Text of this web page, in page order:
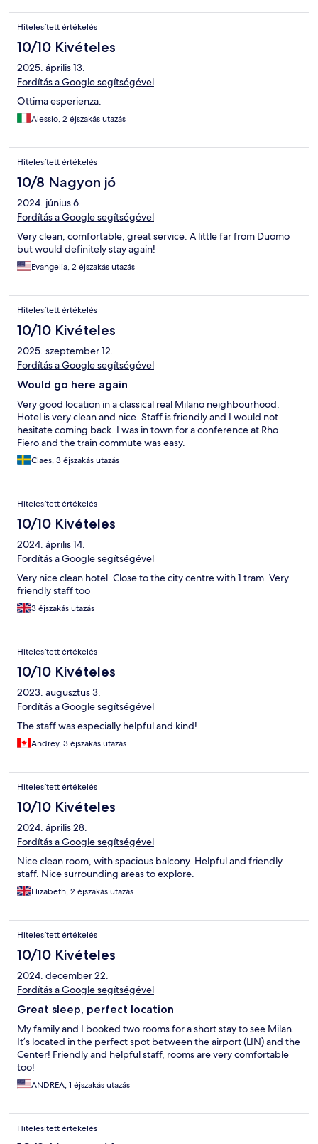
Hitelesített értékelés
10/10 Kivételes
2025. április 13.
Fordítás a Google segítségével
Ottima esperienza.
Alessio, 2 éjszakás utazás
Hitelesített értékelés
10/8 Nagyon jó
2024. június 6.
Fordítás a Google segítségével
Very clean, comfortable, great service. A little far from Duomo
but would definitely stay again!
Evangelia, 2 éjszakás utazás
Hitelesített értékelés
10/10 Kivételes
2025. szeptember 12.
Fordítás a Google segítségével
Would go here again
Very good location in a classical real Milano neighbourhood.
Hotel is very clean and nice. Staff is friendly and I would not
hesitate coming back. I was in town for a conference at Rho
Fiero and the train commute was easy.
Claes, 3 éjszakás utazás
Hitelesített értékelés
10/10 Kivételes
2024. április 14.
Fordítás a Google segítségével
Very nice clean hotel. Close to the city centre with 1 tram. Very
friendly staff too
3 éjszakás utazás
Hitelesített értékelés
10/10 Kivételes
2023. augusztus 3.
Fordítás a Google segítségével
The staff was especially helpful and kind!
Andrey, 3 éjszakás utazás
Hitelesített értékelés
10/10 Kivételes
2024. április 28.
Fordítás a Google segítségével
Nice clean room, with spacious balcony. Helpful and friendly
staff. Nice surrounding areas to explore.
Elizabeth, 2 éjszakás utazás
Hitelesített értékelés
10/10 Kivételes
2024. december 22.
Fordítás a Google segítségével
Great sleep, perfect location
My family and I booked two rooms for a short stay to see Milan.
It’s located in the perfect spot between the airport (LIN) and the
Center! Friendly and helpful staff, rooms are very comfortable
too!
ANDREA, 1 éjszakás utazás
Hitelesített értékelés